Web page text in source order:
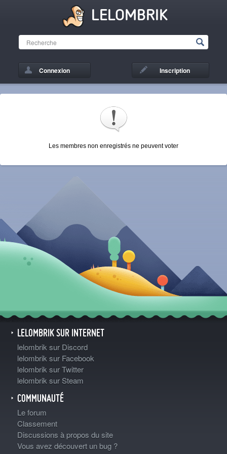
LELOMBRIK
Connexion Inscription
Les membres non enregistrés ne peuvent voter
LELOMBRIK SUR INTERNET
lelombrik sur Discord
lelombrik sur Facebook
lelombrik sur Twitter
lelombrik sur Steam
COMMUNAUTÉ
Le forum
Classement
Discussions à propos du site
Vous avez découvert un bug ?